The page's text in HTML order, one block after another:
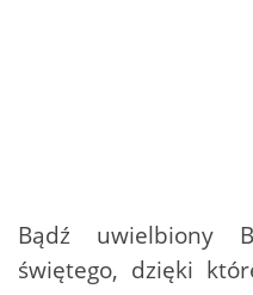
Bądź uwielbiony
świętego, dzięki